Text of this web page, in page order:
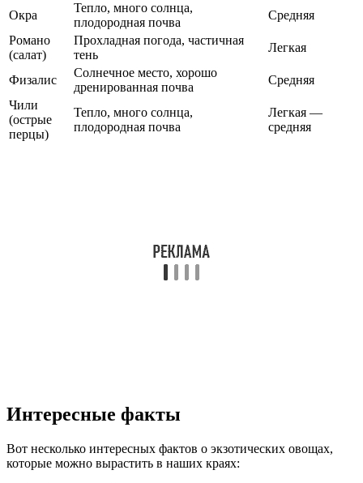
Окра
Тепло, много солнца,
плодородная почва
Средняя
Романо
(салат)
Прохладная погода, частичная
тень
Легкая
Физалис
Солнечное место, хорошо
дренированная почва
Средняя
Чили
(острые
перцы)
Тепло, много солнца,
плодородная почва
Легкая —
средняя
Интересные факты
Вот несколько интересных фактов о экзотических овощах,
которые можно вырастить в наших краях: